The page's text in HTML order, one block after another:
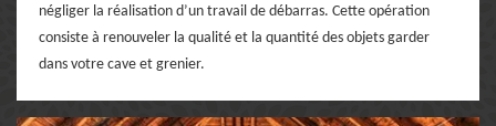
négliger la réalisation d’un travail de débarras. Cette opération
consiste à renouveler la qualité et la quantité des objets garder
dans votre cave et grenier.